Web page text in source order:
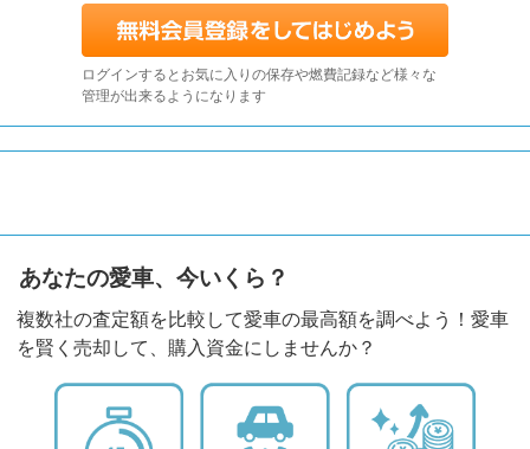
ログインするとお気に入りの保存や燃費記録など様々な
管理が出来るようになります
あなたの愛車、今いくら？
複数社の査定額を比較して愛車の最高額を調べよう！愛車
を賢く売却して、購入資金にしませんか？